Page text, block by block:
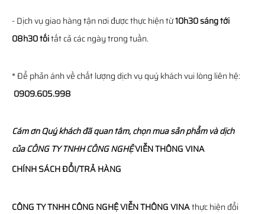
- Dịch vụ giao hàng tận nơi được thực hiện từ10h30 sáng tới
08h30 tốitất cả các ngày trong tuần.
* Để phản ánh về chất lượng dịch vụ quý khách vui lòng liên hệ:
0909.605.998
Cám ơn Quý khách đã quan tâm, chọn mua sản phẩm và dịch
củaCÔNG TY TNHH CÔNG NGHỆVIỄN THÔNGVINA
CHÍNH SÁCH ĐỔI/TRẢ HÀNG
CÔNG TY TNHH CÔNG NGHỆ VIỄN THÔNG VINAthực hiện đổi